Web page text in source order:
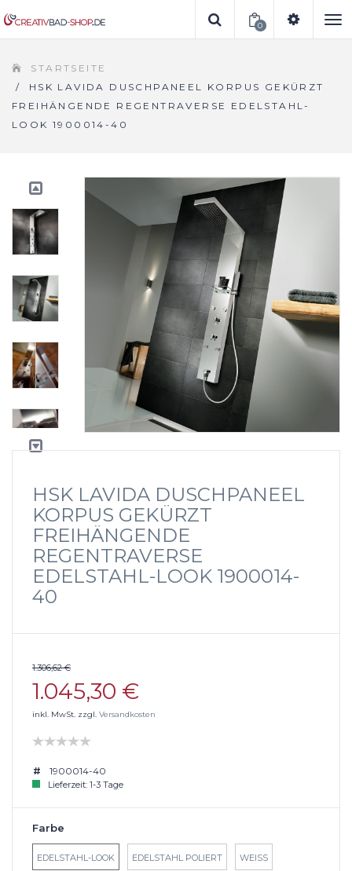
0
STARTSEITE
/
HSK LAVIDA DUSCHPANEEL KORPUS GEKÜRZT
FREIHÄNGENDE REGENTRAVERSE EDELSTAHL-
LOOK 1900014-40
HSK LAVIDA DUSCHPANEEL
KORPUS GEKÜRZT
FREIHÄNGENDE
REGENTRAVERSE
EDELSTAHL-LOOK 1900014-
40
1.306,62 €
1.045,30 €
inkl. MwSt. zzgl. Versandkosten
1900014-40
Lieferzeit: 1-3 Tage
Farbe
EDELSTAHL-LOOK EDELSTAHL POLIERT WEISS